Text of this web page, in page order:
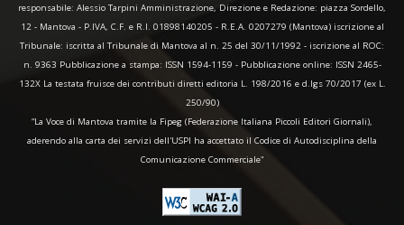
responsabile: Alessio Tarpini Amministrazione, Direzione e Redazione: piazza Sordello,
12 - Mantova - P.IVA, C.F. e R.I. 01898140205 - R.E.A. 0207279 (Mantova) iscrizione al
Tribunale: iscritta al Tribunale di Mantova al n. 25 del 30/11/1992 - iscrizione al ROC:
n. 9363 Pubblicazione a stampa: ISSN 1594-1159 - Pubblicazione online: ISSN 2465-
132X La testata fruisce dei contributi diretti editoria L. 198/2016 e d.lgs 70/2017 (ex L.
250/90)
“La Voce di Mantova tramite la Fipeg (Federazione Italiana Piccoli Editori Giornali),
aderendo alla carta dei servizi dell'USPI ha accettato il Codice di Autodisciplina della
Comunicazione Commerciale"